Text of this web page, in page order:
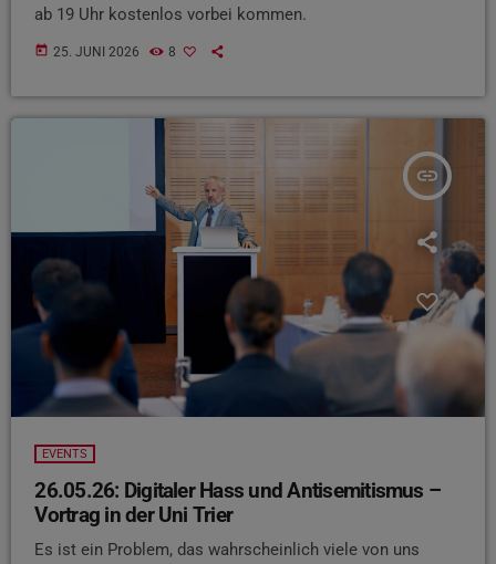
ab 19 Uhr kostenlos vorbei kommen.
today 25. JUNI 2026 8
insert_link
EVENTS
26.05.26: Digitaler Hass und Antisemitismus –
Vortrag in der Uni Trier
Es ist ein Problem, das wahrscheinlich viele von uns